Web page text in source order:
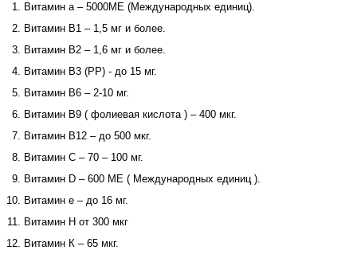
Витамин а – 5000МЕ (Международных единиц).
Витамин В1 – 1,5 мг и более.
Витамин В2 – 1,6 мг и более.
Витамин В3 (РР) - до 15 мг.
Витамин В6 – 2-10 мг.
Витамин В9 ( фолиевая кислота ) – 400 мкг.
Витамин В12 – до 500 мкг.
Витамин С – 70 – 100 мг.
Витамин D – 600 МЕ ( Международных единиц ).
Витамин е – до 16 мг.
Витамин Н от 300 мкг
Витамин К – 65 мкг.